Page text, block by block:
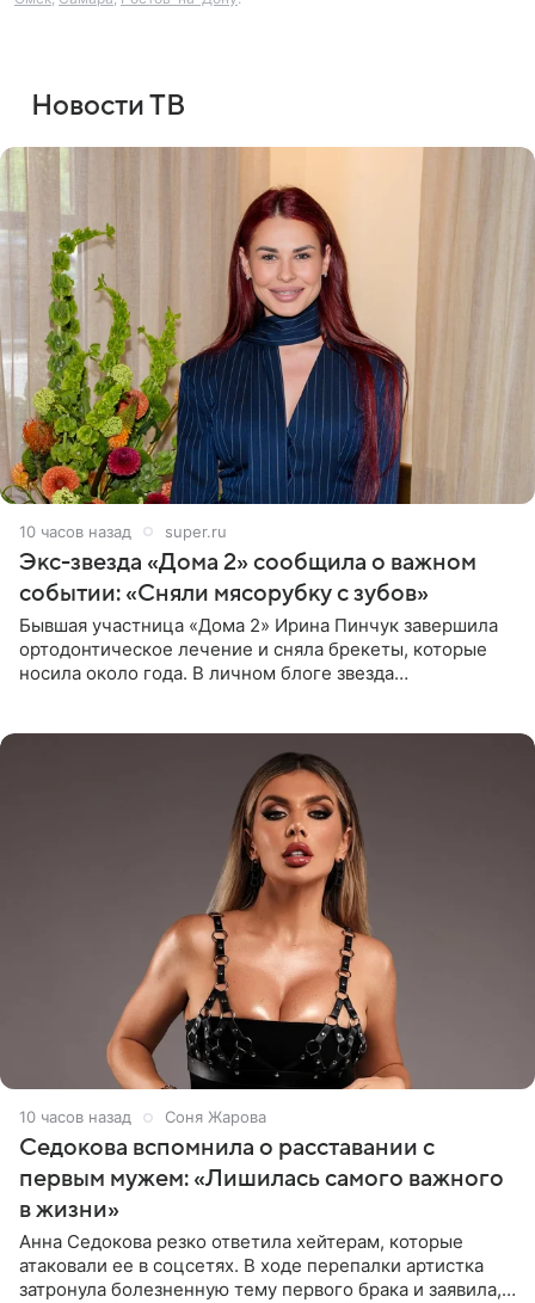
Новости ТВ
10 часов назад super.ru
Экс-звезда «Дома 2» сообщила о важном
событии: «Сняли мясорубку с зубов»
Бывшая участница «Дома 2» Ирина Пинчук завершила
ортодонтическое лечение и сняла брекеты, которые
носила около года. В личном блоге звезда
10 часов назад Соня Жарова
Седокова вспомнила о расставании с
первым мужем: «Лишилась самого важного
в жизни»
Анна Седокова резко ответила хейтерам, которые
атаковали ее в соцсетях. В ходе перепалки артистка
затронула болезненную тему первого брака и заявила,